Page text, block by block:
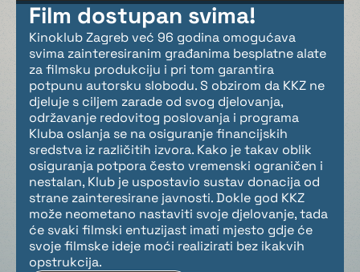
Film dostupan svima!
Kinoklub Zagreb već 96 godina omogućava
svima zainteresiranim građanima besplatne alate
za filmsku produkciju i pri tom garantira
potpunu autorsku slobodu. S obzirom da KKZ ne
djeluje s ciljem zarade od svog djelovanja,
održavanje redovitog poslovanja i programa
Kluba oslanja se na osiguranje financijskih
sredstva iz različitih izvora. Kako je takav oblik
osiguranja potpora često vremenski ograničen i
nestalan, Klub je uspostavio sustav donacija od
strane zainteresirane javnosti. Dokle god KKZ
može neometano nastaviti svoje djelovanje, tada
će svaki filmski entuzijast imati mjesto gdje će
svoje filmske ideje moći realizirati bez ikakvih
opstrukcija.